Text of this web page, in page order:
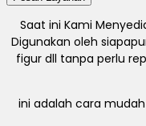
Saat ini Kami
Digunakan oleh
figur dll tanpa perlu
ini adalah cara